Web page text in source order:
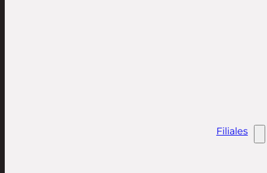
Filiales